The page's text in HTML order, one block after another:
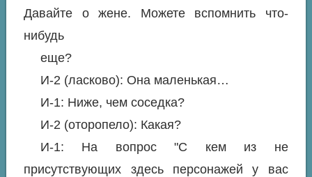
Давайте о жене. Можете вспомнить что-
нибудь
еще?
И-2 (ласково): Она маленькая…
И-1: Ниже, чем соседка?
И-2 (оторопело): Какая?
И-1: На вопрос "С кем из не
присутствующих здесь персонажей у вас